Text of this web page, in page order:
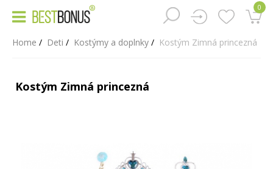
0
Home Deti Kostýmy a doplnky Kostým Zimná princezná
Kostým Zimná princezná